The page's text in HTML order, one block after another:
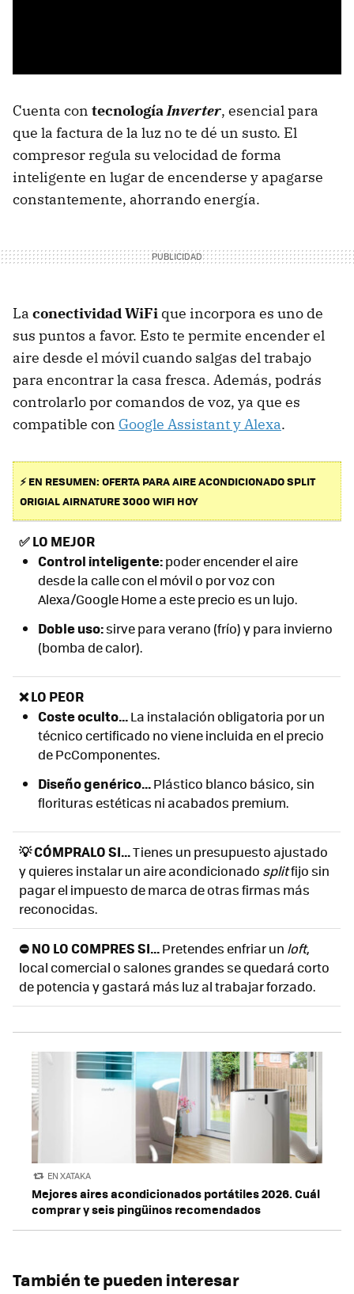
Cuenta con tecnologíaInverter, esencial para
que la factura de la luz no te dé un susto. El
compresor regula su velocidad de forma
inteligente en lugar de encenderse y apagarse
constantemente, ahorrando energía.
La conectividad WiFi que incorpora es uno de
sus puntos a favor. Esto te permite encender el
aire desde el móvil cuando salgas del trabajo
para encontrar la casa fresca. Además, podrás
controlarlo por comandos de voz, ya que es
compatible con Google Assistant y Alexa.
⚡ EN RESUMEN: OFERTA PARA AIRE ACONDICIONADO SPLIT
ORIGIAL AIRNATURE 3000 WIFI HOY
✅LO MEJOR
Control inteligente:poder encender el aire
desde la calle con el móvil o por voz con
Alexa/Google Home a este precio es un lujo.
Doble uso:sirve para verano (frío) y para invierno
(bomba de calor).
❌ LO PEOR
Coste oculto...La instalación obligatoria por un
técnico certificado no viene incluida en el precio
de PcComponentes.
Diseño genérico...Plástico blanco básico, sin
florituras estéticas ni acabados premium.
💡 CÓMPRALO SI...Tienes un presupuesto ajustado
y quieres instalar un aire acondicionado splitfijo sin
pagar el impuesto de marca de otras firmas más
reconocidas.
⛔ NO LO COMPRES SI...Pretendes enfriar un loft,
local comercial o salones grandes se quedará corto
de potencia y gastará más luz al trabajar forzado.
EN XATAKA
Mejores aires acondicionados portátiles 2026. Cuál
comprar y seis pingüinos recomendados
También te pueden interesar